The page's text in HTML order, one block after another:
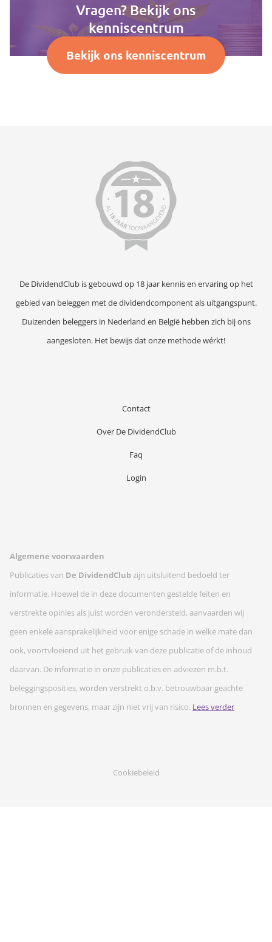
Vragen? Bekijk ons
kenniscentrum
Bekijk ons kenniscentrum
De DividendClub is gebouwd op 18 jaar kennis en ervaring op het
gebied van beleggen met de dividendcomponent als uitgangspunt.
Duizenden beleggers in Nederland en België hebben zich bij ons
aangesloten. Het bewijs dat onze methode wérkt!
Contact
Over De DividendClub
Faq
Login
Algemene voorwaarden
Publicaties van De DividendClubzijn uitsluitend bedoeld ter
informatie. Hoewel de in deze documenten gestelde feiten en
verstrekte opinies als juist worden verondersteld, aanvaarden wij
geen enkele aansprakelijkheid voor enige schade in welke mate dan
ook, voortvloeiend uit het gebruik van deze publicatie of de inhoud
daarvan. De informatie in onze publicaties en adviezen m.b.t.
beleggingsposities, worden verstrekt o.b.v. betrouwbaar geachte
bronnen en gegevens, maar zijn niet vrij van risico. Lees verder
Cookiebeleid